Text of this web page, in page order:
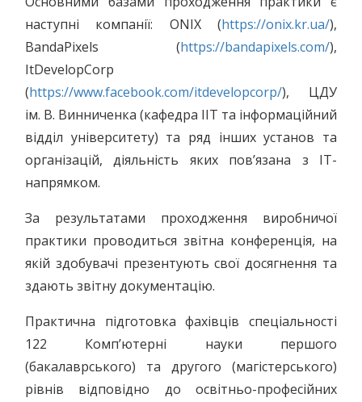
наступні компанії: ONIX (https://onix.kr.ua/),
BandaPixels (https://bandapixels.com/),
ItDevelopCorp
(https://www.facebook.com/itdevelopcorp/), ЦДУ
ім. В. Винниченка (кафедра ІІТ та інформаційний
відділ університету) та ряд інших установ та
організацій, діяльність яких пов’язана з ІТ-
напрямком.
За результатами проходження виробничої
практики проводиться звітна конференція, на
якій здобувачі презентують свої досягнення та
здають звітну документацію.
Практична підготовка фахівців спеціальності
122 Комп’ютерні науки першого
(бакалаврського) та другого (магістерського)
рівнів відповідно до освітньо-професійних